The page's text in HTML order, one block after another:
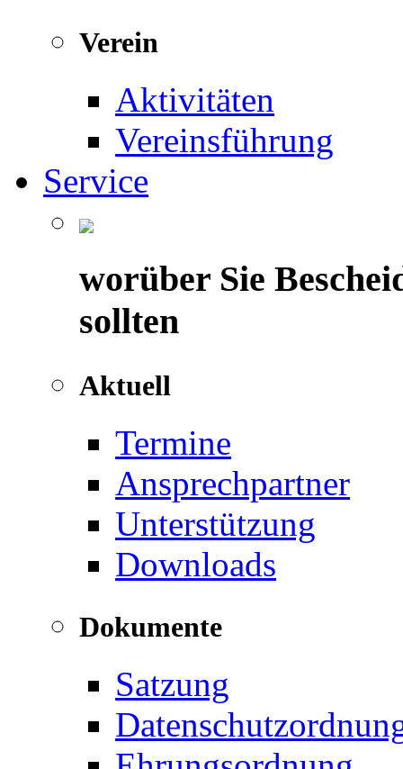
Verein
Aktivitäten
Vereinsführung
Service
worüber Sie
sollten
Aktuell
Termine
Ansprechpartner
Unterstützung
Downloads
Dokumente
Satzung